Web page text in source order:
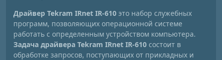
Драйвер Tekram IRnet IR-610 это набор служебных
программ, позволяющих операционной системе
работать с определенным устройством компьютера.
Задача драйвера Tekram IRnet IR-610 состоит в
обработке запросов, поступающих от прикладных и